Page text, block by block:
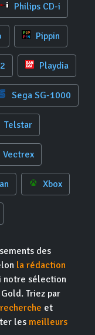
Philips CD-i
Pippin
Playdia
Sega SG-1000
Telstar
Vectrex
Xbox
des
la rédaction
notre sélection
Triez par
recherche et
les meilleurs